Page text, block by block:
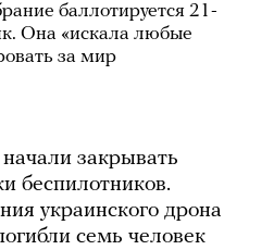
баллотируется 21-
Она «искала любые
за мир
закрывать
беспилотников.
украинского дрона
семь человек